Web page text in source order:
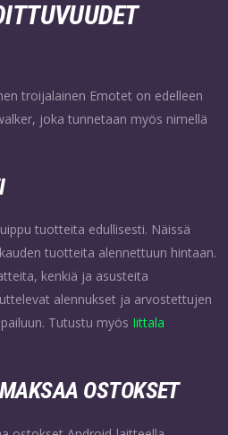
troijalainen Emotet on edelleen
joka tunnetaan myös nimellä
tuotteita edullisesti. Näissä
tuotteita alennettuun hintaan.
kenkiä ja asusteita
alennukset ja arvostettujen
Tutustu myös Iittala
OSTOKSET